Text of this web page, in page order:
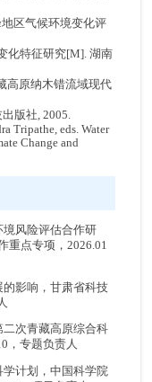
区气候环境变化评
化特征研究[M]. 湖南
高原纳木错流域现代
版社, 2005.
Tripathe, eds. Water
Change and
风险评估合作研
重点专项，2026.01
影响，甘肃省科技
次青藏高原综合科
，专题负责人
计划，中国科学院